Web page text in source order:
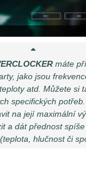
máte
jako jsou
atd. Můžete si
specifických
na její maximální
a dát přednost
hlučnost či